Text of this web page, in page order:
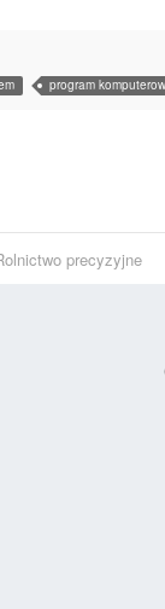
program
precyzyjne